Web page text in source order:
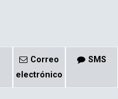
Correo
electrónico
SMS